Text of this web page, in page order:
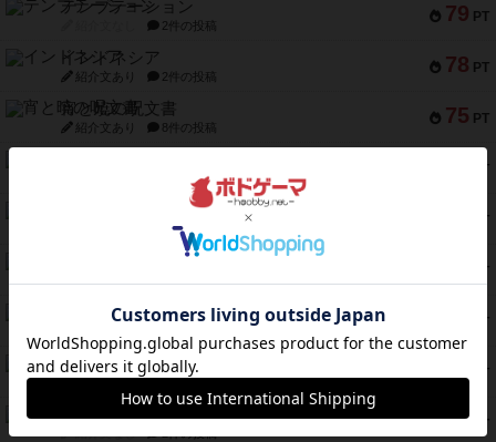
79 PT
テンプテーション
2件の投稿
78 PT
インドネシア
紹介文あり 2件の投稿
75 PT
宵と暁の呪文書
紹介文あり 8件の投稿
PT
9件の投稿
PT
1件の投稿
PT
PT
スペクタキュラー
PT
スモールワールド
紹介文あり 13件の投稿
58 PT